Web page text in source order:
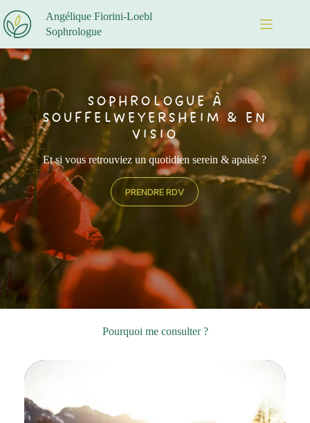
au
contenu
Angélique Fiorini-Loebl
Sophrologue
SOPHROLOGUE À
SOUFFELWEYERSHEIM & EN
VISIO
Et si vous retrouviez un quotidien serein & apaisé ?
PRENDRE RDV
Pourquoi me consulter ?